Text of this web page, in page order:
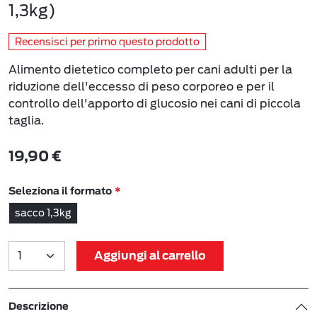
1,3kg)
Recensisci per primo questo prodotto
Alimento dietetico completo per cani adulti per la
riduzione dell'eccesso di peso corporeo e per il
controllo dell'apporto di glucosio nei cani di piccola
taglia.
19,90 €
Seleziona il formato
sacco 1,3kg
Aggiungi al carrello
Descrizione